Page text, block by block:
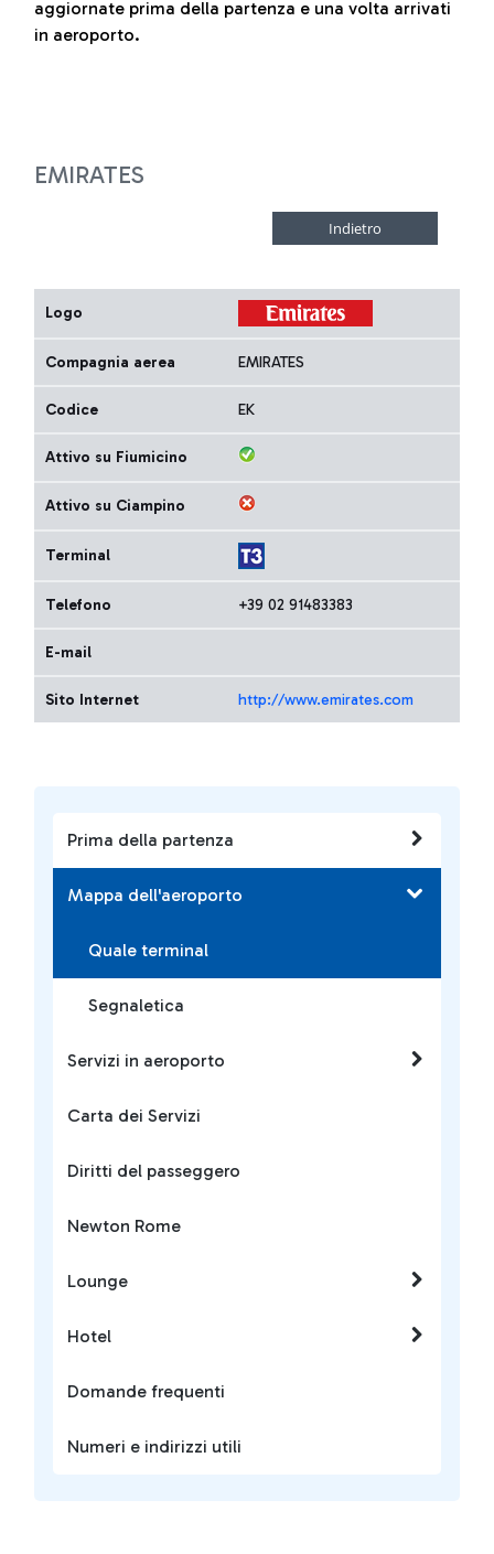
Prima della partenza
Mappa dell'aeroporto
Quale terminal
Segnaletica
Servizi in aeroporto
Carta dei Servizi
Diritti del passeggero
Newton Rome
Lounge
Hotel
Domande frequenti
Numeri e indirizzi utili
aggiornate prima della partenza e una volta arrivati
in aeroporto.
EMIRATES
Logo
Compagnia aerea EMIRATES
Codice EK
Attivo su Fiumicino
Attivo su Ciampino
Terminal
Telefono +39 02 91483383
E-mail
Sito Internet http://www.emirates.com